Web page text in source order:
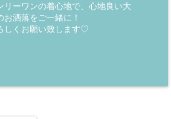
リーワンの着心地で、心地良い大
お洒落をご一緒に！
しくお願い致します♡